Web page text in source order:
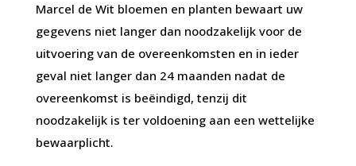
Marcel de Wit bloemen en planten bewaart uw
gegevens niet langer dan noodzakelijk voor de
uitvoering van de overeenkomsten en in ieder
geval niet langer dan 24 maanden nadat de
overeenkomst is beëindigd, tenzij dit
noodzakelijk is ter voldoening aan een wettelijke
bewaarplicht.